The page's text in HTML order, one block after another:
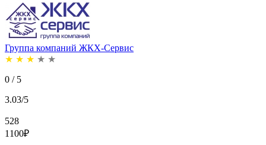
Группа компаний ЖКХ-Сервис
★ ★ ★ ★ ★
0 / 5
3.03/5
528
1100₽